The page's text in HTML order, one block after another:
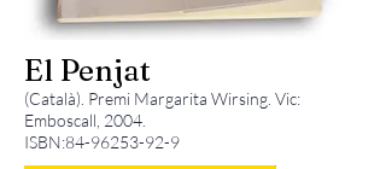
El Penjat
(Català). Premi Margarita Wirsing. Vic:
Emboscall, 2004.
ISBN:84-96253-92-9